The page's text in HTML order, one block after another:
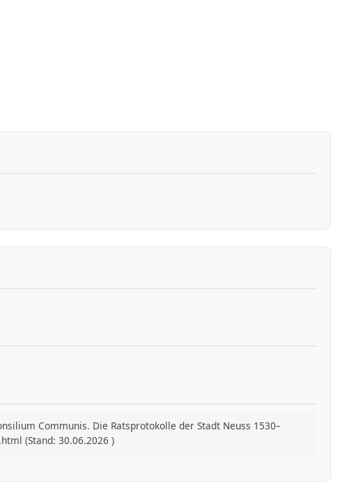
Communis. Die Ratsprotokolle der Stadt Neuss 1530–
(Stand: 30.06.2026 )